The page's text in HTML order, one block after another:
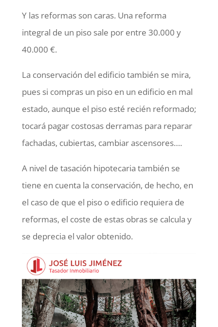
Y las reformas son caras. Una reforma
integral de un piso sale por entre 30.000 y
40.000 €.
La conservación del edificio también se mira,
pues si compras un piso en un edificio en mal
estado, aunque el piso esté recién reformado;
tocará pagar costosas derramas para reparar
fachadas, cubiertas, cambiar ascensores….
A nivel de tasación hipotecaria también se
tiene en cuenta la conservación, de hecho, en
el caso de que el piso o edificio requiera de
reformas, el coste de estas obras se calcula y
se deprecia el valor obtenido.